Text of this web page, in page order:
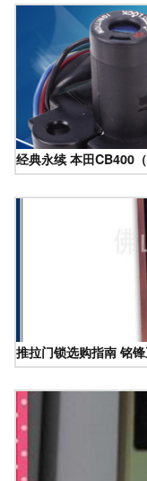
经典永续 本田CB400
推拉门锁选购指南 铭